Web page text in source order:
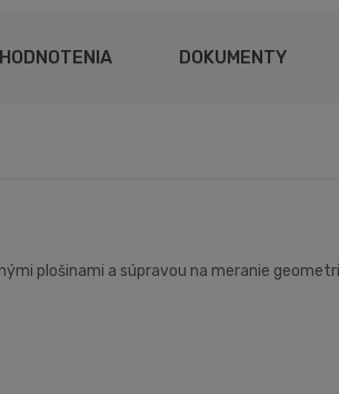
HODNOTENIA DOKUMENTY
plošinami a súpravou na meranie